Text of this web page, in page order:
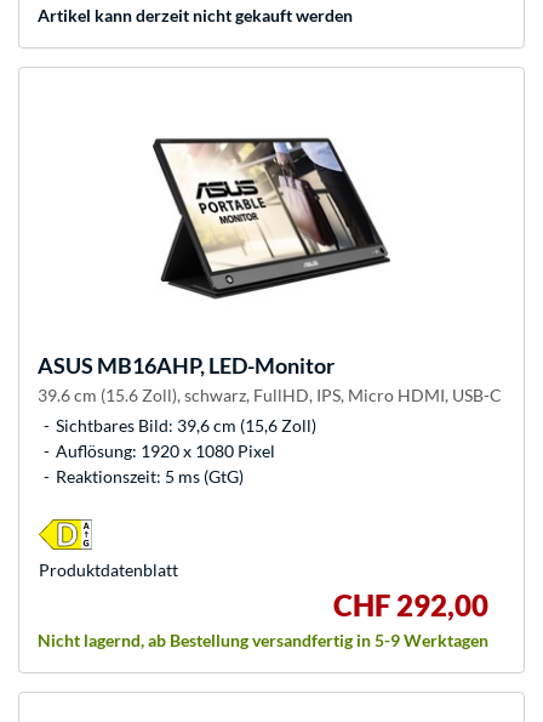
Artikel kann derzeit nicht gekauft werden
ASUS MB16AHP, LED-Monitor
39.6 cm (15.6 Zoll), schwarz, FullHD, IPS, Micro HDMI, USB-C
Sichtbares Bild: 39,6 cm (15,6 Zoll)
Auflösung: 1920 x 1080 Pixel
Reaktionszeit: 5 ms (GtG)
CHF 292,00
Nicht lagernd, ab Bestellung versandfertig in 5-9 Werktagen
Produkt­datenblatt